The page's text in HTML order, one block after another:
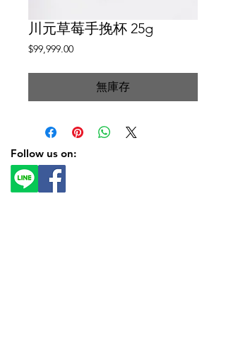
川元草莓手挽杯 25g
$99,999.00價
無庫存
Follow us on: